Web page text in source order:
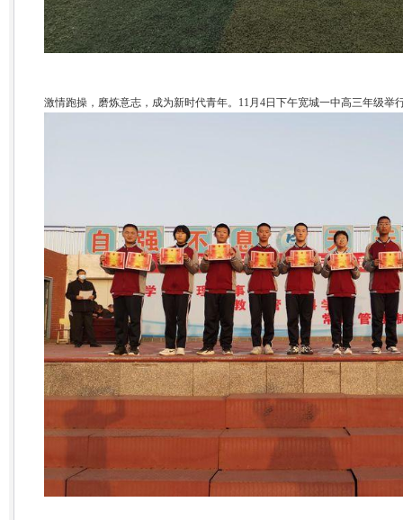
激情跑操，磨炼意志，成为新时代青年。11月4日下午宽城一中高三年级